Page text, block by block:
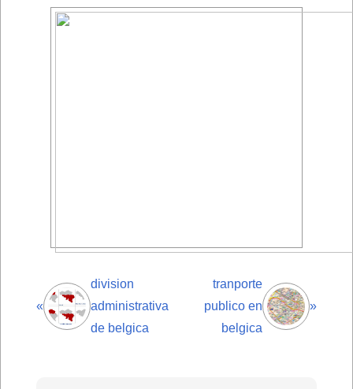
«
division
administrativa
de belgica
tranporte
publico en
belgica
»